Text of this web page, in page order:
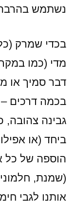
נשתמש בהרבה
בכדי שמרק
מדי (כמו
דבר סמיך או
בכמה דרכים
גבינה צהובה,
ביחד (או
הוספה של כל
(שמנת,
אותנו לגבי